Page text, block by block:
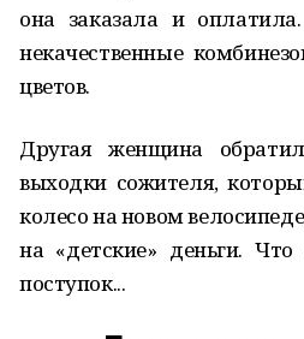
она заказала и
некачественные
цветов.
Другая женщина
выходки сожителя,
колесо на новом
на «детские» деньги. Что
поступок...